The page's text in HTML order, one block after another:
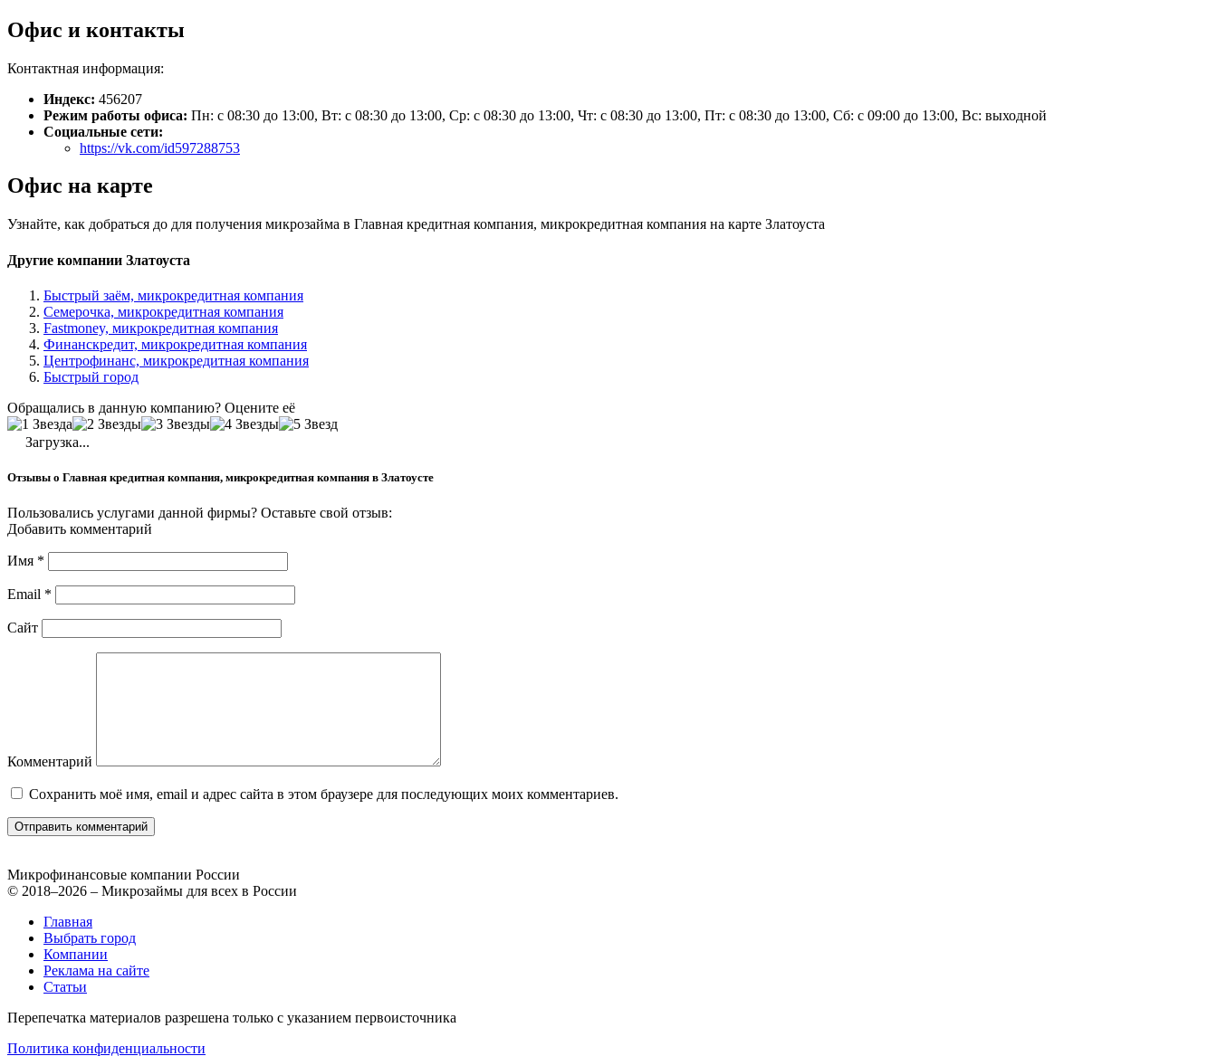
Офис и контакты
Контактная информация:
Индекс: 456207
Режим работы офиса: Пн: с 08:30 до 13:00, Вт: с 08:30 до 13:00, Ср: с 08:30 до 13:00, Чт: с 08:30 до 13:00, Пт: с 08:30 до 13:00, Сб: с 09:00 до 13:00, Вс: выходной
Социальные сети:
https://vk.com/id597288753
Офис на карте
Узнайте, как добраться до для получения микрозайма в Главная кредитная компания, микрокредитная компания на карте Златоуста
Другие компании Златоуста
Быстрый заём, микрокредитная компания
Семерочка, микрокредитная компания
Fastmoney, микрокредитная компания
Финанскредит, микрокредитная компания
Центрофинанс, микрокредитная компания
Быстрый город
Обращались в данную компанию? Оцените её
Загрузка...
Отзывы о Главная кредитная компания, микрокредитная компания в Златоусте
Пользовались услугами данной фирмы? Оставьте свой отзыв:
Добавить комментарий
Имя *
Email *
Сайт
Комментарий
Сохранить моё имя, email и адрес сайта в этом браузере для последующих моих комментариев.
Микрофинансовые компании России
© 2018–2026 – Микрозаймы для всех в России
Главная
Выбрать город
Компании
Реклама на сайте
Статьи
Перепечатка материалов разрешена только с указанием первоисточника
Политика конфиденциальности